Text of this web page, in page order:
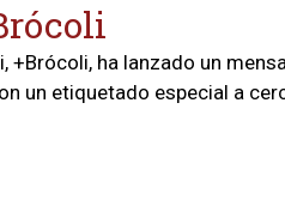
ha lanzado un
un etiquetado especial a